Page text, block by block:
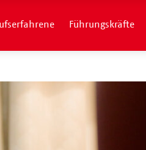
Führungskräfte